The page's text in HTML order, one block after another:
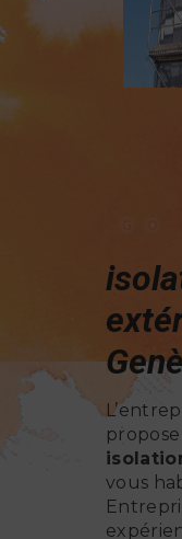
propose
vous